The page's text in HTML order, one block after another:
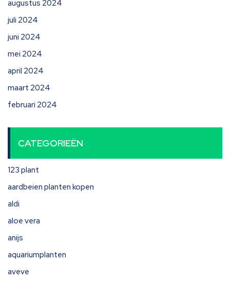
augustus 2024
juli 2024
juni 2024
mei 2024
april 2024
maart 2024
februari 2024
CATEGORIEËN
123 plant
aardbeien planten kopen
aldi
aloe vera
anijs
aquariumplanten
aveve